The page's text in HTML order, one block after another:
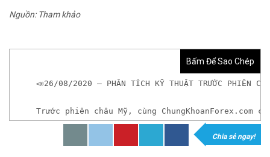
Nguồn: Tham khảo
Bấm Để Sao Chép
📣26/08/2020 – PHÂN TÍCH KỸ THUẬT TRƯỚC PHIÊN
Trước phiên châu Mỹ, cùng
𝘟𝘦𝘮 𝘤𝘩𝘪 𝘵𝘪ế𝘵: https://chungkhoanforex.com/26-
Chia sẻ ngay!